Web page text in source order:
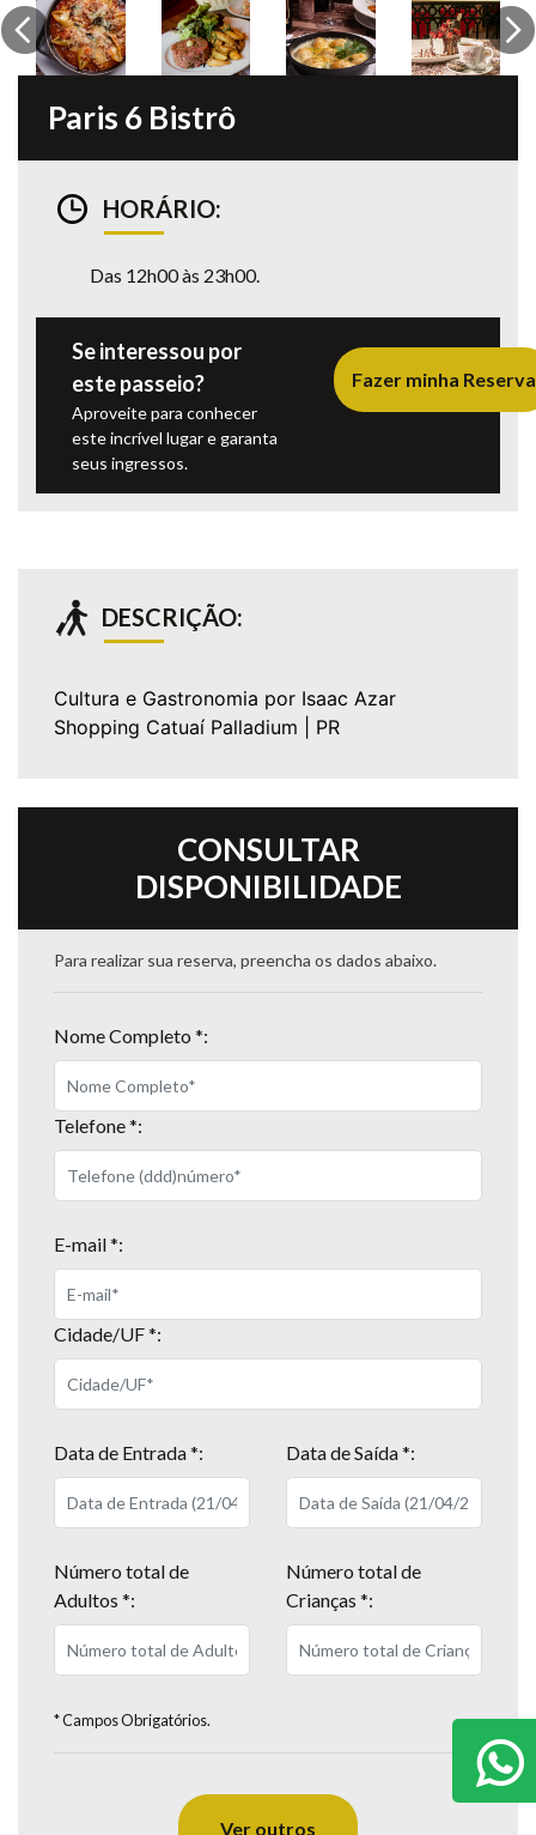
Previous
Paris 6 Bistrô
HORÁRIO:
Das 12h00 às 23h00.
Se interessou por
este passeio?
Aproveite para conhecer
este incrível lugar e garanta
seus ingressos.
Fazer minha Reserva
DESCRIÇÃO:
Cultura e Gastronomia por Isaac Azar
Shopping Catuaí Palladium | PR
CONSULTAR
DISPONIBILIDADE
Para realizar sua reserva, preencha os dados abaixo.
Nome Completo *:
Telefone *:
E-mail *:
Cidade/UF *:
Data de Entrada *: Data de Saída *:
Número total de
Adultos *:
Número total de
Crianças *:
* Campos Obrigatórios.
Ver outros